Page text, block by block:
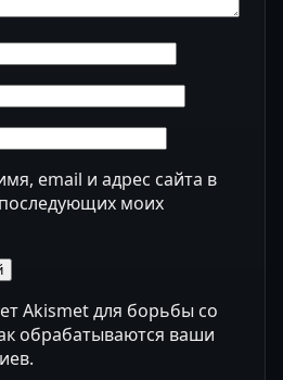
email и адрес сайта в
моих
Akismet для борьбы со
обрабатываются ваши
.